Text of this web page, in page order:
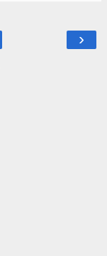
›